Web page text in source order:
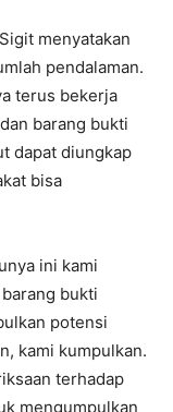
menyatakan
pendalaman.
terus bekerja
barang bukti
dapat diungkap
bisa
ini kami
bukti
potensi
kami kumpulkan.
terhadap
mengumpulkan